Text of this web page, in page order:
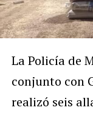
La Policía de
conjunto con
realizó seis